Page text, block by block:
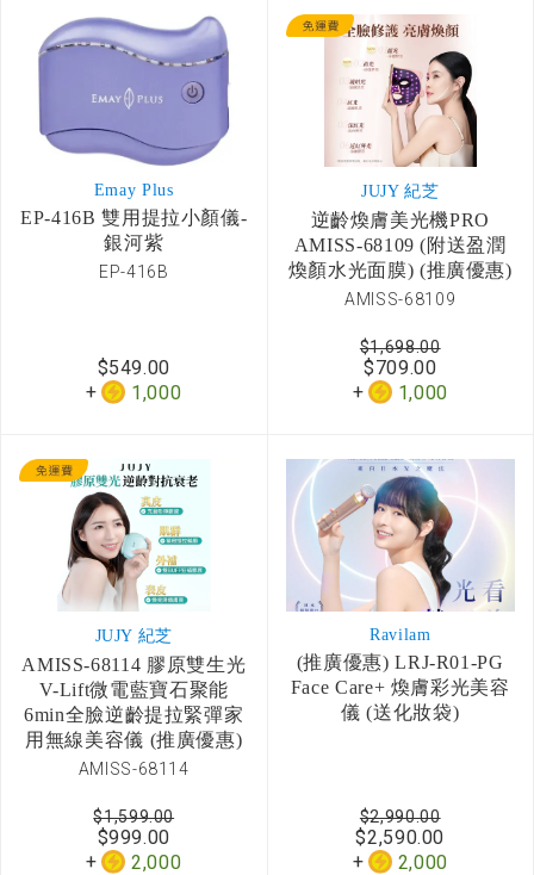
Emay Plus
EP-416B 雙用提拉小顏儀-
銀河紫
EP-416B
$549.00
1,000
JUJY 紀芝
逆齡煥膚美光機PRO
AMISS-68109 (附送盈潤
煥顏水光面膜) (推廣優惠)
AMISS-68109
$709.00
1,000
$1,698.00
JUJY 紀芝
AMISS-68114 膠原雙生光
V-Lift微電藍寶石聚能
6min全臉逆齡提拉緊彈家
用無線美容儀 (推廣優惠)
AMISS-68114
$999.00
2,000
$1,599.00
Ravilam
(推廣優惠) LRJ-R01-PG
Face Care+ 煥膚彩光美容
儀 (送化妝袋)
$2,590.00
2,000
$2,990.00